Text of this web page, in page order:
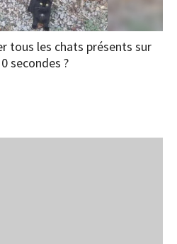
tous les chats présents sur
secondes ?